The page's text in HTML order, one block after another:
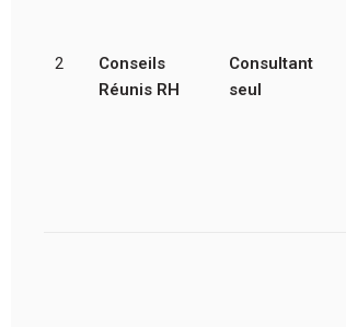
2
Conseils
Réunis RH
Consultant
seul